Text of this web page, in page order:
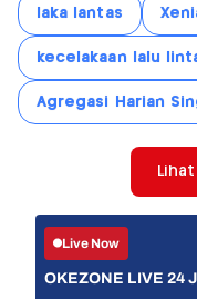
laka lantas
kecelakaan lalu
Agregasi Harian
Live Now
OKEZONE LIVE 24